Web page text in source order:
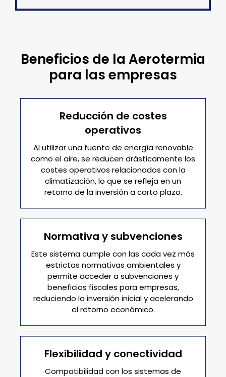
Beneficios de la Aerotermia
para las empresas
Reducción de costes
operativos
Al utilizar una fuente de energía renovable
como el aire, se reducen drásticamente los
costes operativos relacionados con la
climatización, lo que se refleja en un
retorno de la inversión a corto plazo.
Normativa y subvenciones
Este sistema cumple con las cada vez más
estrictas normativas ambientales y
permite acceder a subvenciones y
beneficios fiscales para empresas,
reduciendo la inversión inicial y acelerando
el retorno económico.
Flexibilidad y conectividad
Compatibilidad con los sistemas de